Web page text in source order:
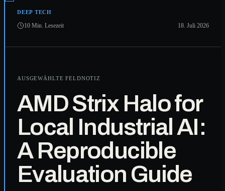
DEEP TECH
10 Min. Lesezeit 18. Juli 2026
AUSGEWÄHLTE FELDNOTIZ
AMD Strix Halo for
Local Industrial AI:
A Reproducible
Evaluation Guide